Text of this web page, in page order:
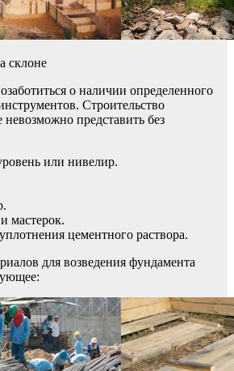
склоне
о наличии определенного
Строительство
представить без
или нивелир.
мастерок.
цементного раствора.
для возведения фундамента